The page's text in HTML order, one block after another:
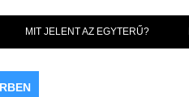
MIT JELENT AZ EGYTERŰ?